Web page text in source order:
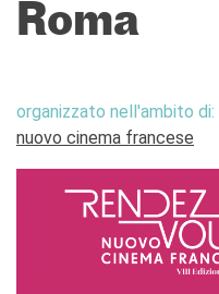
Roma
organizzato nell'ambito di:
nuovo cinema francese